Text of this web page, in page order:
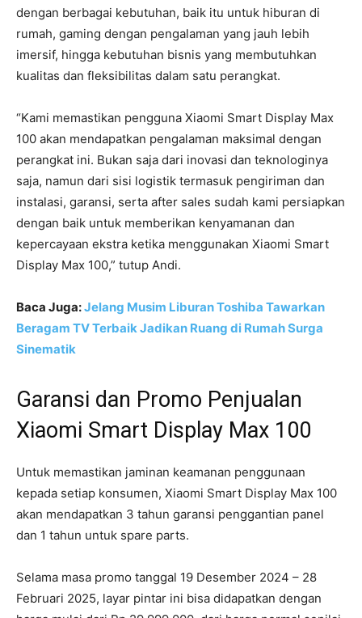
dengan berbagai kebutuhan, baik itu untuk hiburan di
rumah, gaming dengan pengalaman yang jauh lebih
imersif, hingga kebutuhan bisnis yang membutuhkan
kualitas dan fleksibilitas dalam satu perangkat.
“Kami memastikan pengguna Xiaomi Smart Display Max
100 akan mendapatkan pengalaman maksimal dengan
perangkat ini. Bukan saja dari inovasi dan teknologinya
saja, namun dari sisi logistik termasuk pengiriman dan
instalasi, garansi, serta after sales sudah kami persiapkan
dengan baik untuk memberikan kenyamanan dan
kepercayaan ekstra ketika menggunakan Xiaomi Smart
Display Max 100,” tutup Andi.
Baca Juga:Jelang Musim Liburan Toshiba Tawarkan
Beragam TV Terbaik Jadikan Ruang di Rumah Surga
Sinematik
Garansi dan Promo Penjualan
Xiaomi Smart Display Max 100
Untuk memastikan jaminan keamanan penggunaan
kepada setiap konsumen, Xiaomi Smart Display Max 100
akan mendapatkan 3 tahun garansi penggantian panel
dan 1 tahun untuk spare parts.
Selama masa promo tanggal 19 Desember 2024 – 28
Februari 2025, layar pintar ini bisa didapatkan dengan